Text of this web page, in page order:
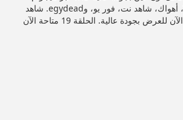
وDailymotion، وأشهر منصات المشاهدة مثل إيجي دراما، شاهد VIP، أهواك، شاهد نت، فور يو، وegydead. شاهد
جميع الحلقات حصريًا ومجانًا على موقع إيجي دراما. الحلقة 19 متاحة الآن للعرض بجودة عالية. الحلقة 19 متاحة الآن